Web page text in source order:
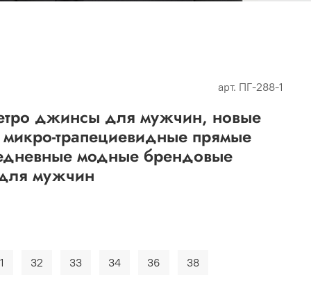
арт. ПГ-288-1
джинсы для мужчин, новые
микро-трапециевидные прямые
модные брендовые
мужчин
32 33 34 36 38